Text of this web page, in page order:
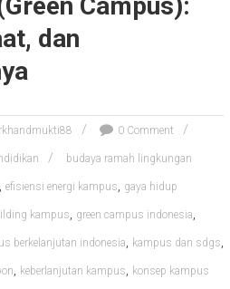
dan
0 Comment
budaya ramah lingkungan
, efisiensi energi kampus, gaya hidup
kampus, green campus indonesia,
berkelanjutan indonesia, kampus dan sdgs,
, keberlanjutan kampus, konsep kampus